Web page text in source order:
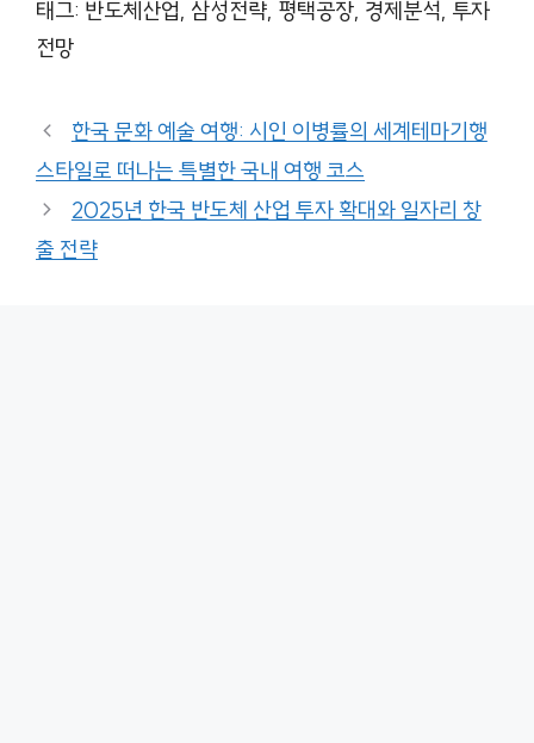
태그: 반도체산업, 삼성전략, 평택공장, 경제분석, 투자
전망
한국 문화 예술 여행: 시인 이병률의 세계테마기행
스타일로 떠나는 특별한 국내 여행 코스
2025년 한국 반도체 산업 투자 확대와 일자리 창
출 전략